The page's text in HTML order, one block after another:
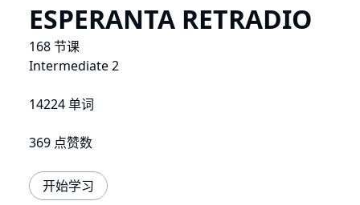
ESPERANTA RETRADIO
168 节课
Intermediate 2
14224 单词
369 点赞数
开始学习